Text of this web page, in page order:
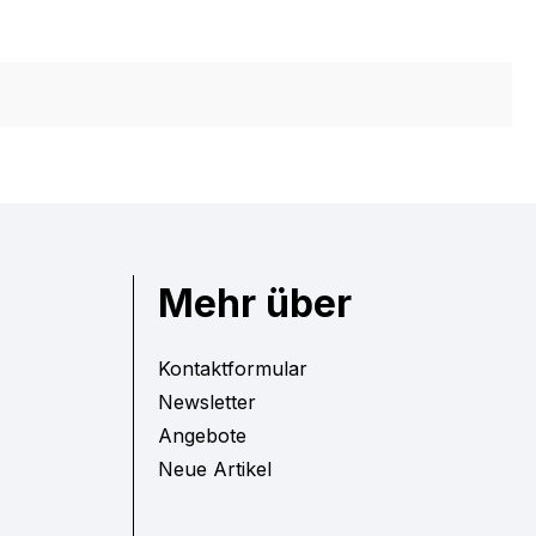
Mehr über
Kontaktformular
Newsletter
Angebote
Neue Artikel